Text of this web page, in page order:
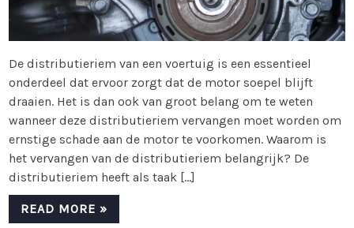
De distributieriem van een voertuig is een essentieel
onderdeel dat ervoor zorgt dat de motor soepel blijft
draaien. Het is dan ook van groot belang om te weten
wanneer deze distributieriem vervangen moet worden om
ernstige schade aan de motor te voorkomen. Waarom is
het vervangen van de distributieriem belangrijk? De
distributieriem heeft als taak […]
READ MORE »